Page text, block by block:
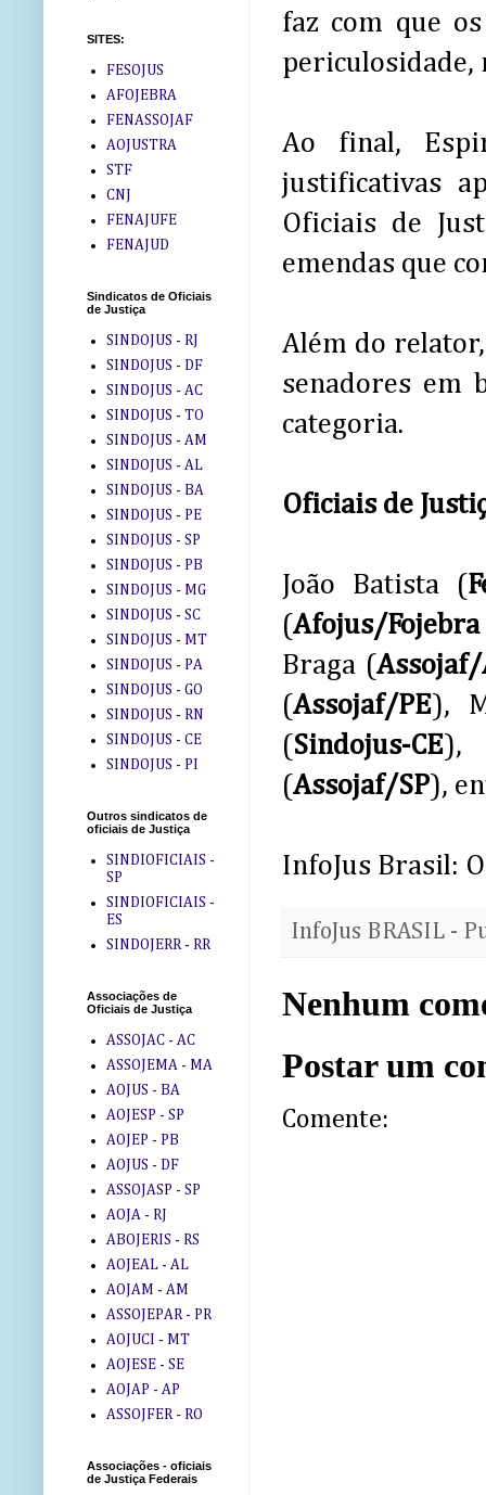
faz com que
periculosidade,
Ao final,
justificativas
Oficiais de
emendas que
Além do
senadores em
categoria.
Oficiais de
João Batista (
(Afojus/
Braga (Assojaf/
(Assojaf/PE),
(Sindojus-CE),
(Assojaf/SP),
InfoJus Brasil:
InfoJus BRASIL -
Nenhum
Postar um
Comente:
SITES:
FESOJUS
AFOJEBRA
FENASSOJAF
AOJUSTRA
STF
CNJ
FENAJUFE
FENAJUD
Sindicatos de Oficiais
de Justiça
SINDOJUS - RJ
SINDOJUS - DF
SINDOJUS - AC
SINDOJUS - TO
SINDOJUS - AM
SINDOJUS - AL
SINDOJUS - BA
SINDOJUS - PE
SINDOJUS - SP
SINDOJUS - PB
SINDOJUS - MG
SINDOJUS - SC
SINDOJUS - MT
SINDOJUS - PA
SINDOJUS - GO
SINDOJUS - RN
SINDOJUS - CE
SINDOJUS - PI
Outros sindicatos de
oficiais de Justiça
SINDIOFICIAIS -
SP
SINDIOFICIAIS -
ES
SINDOJERR - RR
Associações de
Oficiais de Justiça
ASSOJAC - AC
ASSOJEMA - MA
AOJUS - BA
AOJESP - SP
AOJEP - PB
AOJUS - DF
ASSOJASP - SP
AOJA - RJ
ABOJERIS - RS
AOJEAL - AL
AOJAM - AM
ASSOJEPAR - PR
AOJUCI - MT
AOJESE - SE
AOJAP - AP
ASSOJFER - RO
Associações - oficiais
de Justiça Federais